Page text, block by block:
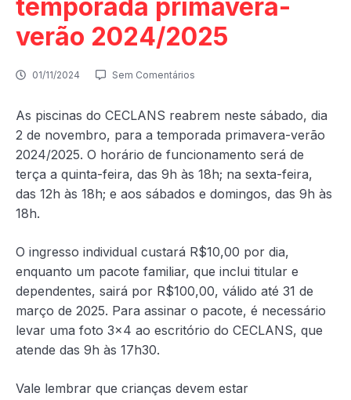
temporada primavera-
verão 2024/2025
01/11/2024 Sem Comentários
As piscinas do CECLANS reabrem neste sábado, dia
2 de novembro, para a temporada primavera-verão
2024/2025. O horário de funcionamento será de
terça a quinta-feira, das 9h às 18h; na sexta-feira,
das 12h às 18h; e aos sábados e domingos, das 9h às
18h.
O ingresso individual custará R$10,00 por dia,
enquanto um pacote familiar, que inclui titular e
dependentes, sairá por R$100,00, válido até 31 de
março de 2025. Para assinar o pacote, é necessário
levar uma foto 3×4 ao escritório do CECLANS, que
atende das 9h às 17h30.
Vale lembrar que crianças devem estar